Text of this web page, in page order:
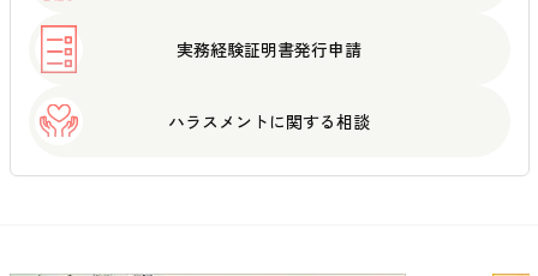
実務経験証明書発行申請
ハラスメントに関する相談